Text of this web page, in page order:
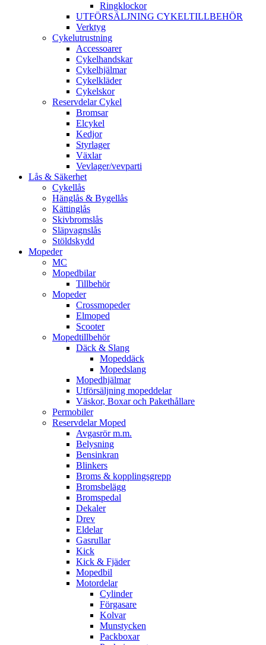
Ringklockor
UTFÖRSÄLJNING CYKELTILLBEHÖR
Verktyg
Cykelutrustning
Accessoarer
Cykelhandskar
Cykelhjälmar
Cykelkläder
Cykelskor
Reservdelar Cykel
Bromsar
Elcykel
Kedjor
Styrlager
Växlar
Vevlager/vevparti
Lås & Säkerhet
Cykellås
Hänglås & Bygellås
Kättinglås
Skivbromslås
Släpvagnslås
Stöldskydd
Mopeder
MC
Mopedbilar
Tillbehör
Mopeder
Crossmopeder
Elmoped
Scooter
Mopedtillbehör
Däck & Slang
Mopeddäck
Mopedslang
Mopedhjälmar
Utförsäljning mopeddelar
Väskor, Boxar och Pakethållare
Permobiler
Reservdelar Moped
Avgasrör m.m.
Belysning
Bensinkran
Blinkers
Broms & kopplingsgrepp
Bromsbelägg
Bromspedal
Dekaler
Drev
Eldelar
Gasrullar
Kick
Kick & Fjäder
Mopedbil
Motordelar
Cylinder
Förgasare
Kolvar
Munstycken
Packboxar